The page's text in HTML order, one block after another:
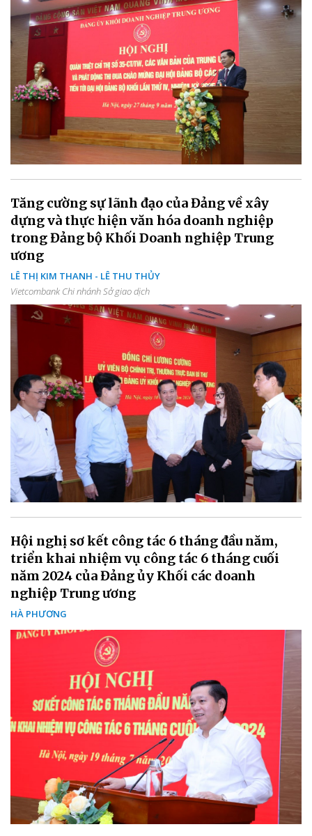
Tăng cường sự lãnh đạo của Đảng về xây
dựng và thực hiện văn hóa doanh nghiệp
trong Đảng bộ Khối Doanh nghiệp Trung
ương
LÊ THỊ KIM THANH - LÊ THU THỦY
Vietcombank Chi nhánh Sở giao dịch
Hội nghị sơ kết công tác 6 tháng đầu năm,
triển khai nhiệm vụ công tác 6 tháng cuối
năm 2024 của Đảng ủy Khối các doanh
nghiệp Trung ương
HÀ PHƯƠNG